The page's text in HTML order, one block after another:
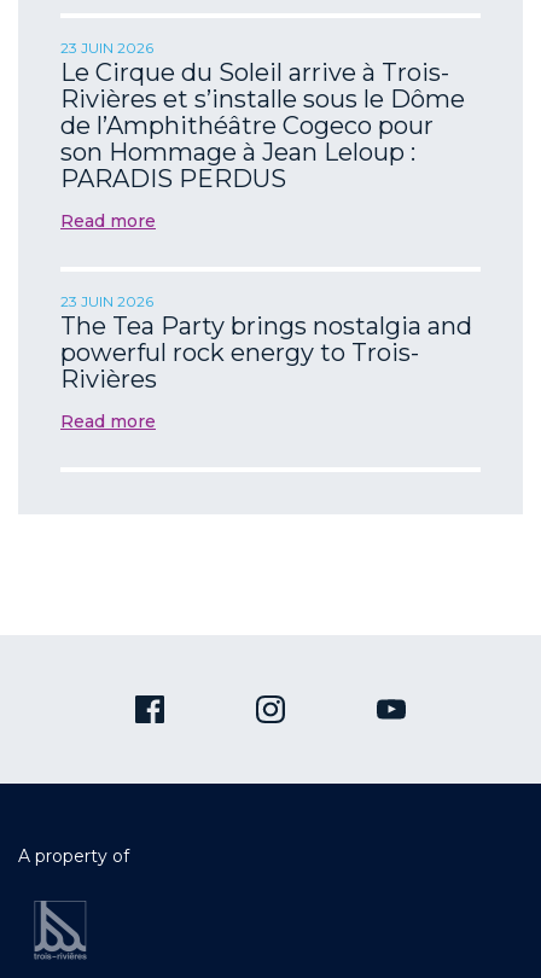
23 JUIN 2026
Le Cirque du Soleil arrive à Trois-
Rivières et s’installe sous le Dôme
de l’Amphithéâtre Cogeco pour
son Hommage à Jean Leloup :
PARADIS PERDUS
Read more
23 JUIN 2026
The Tea Party brings nostalgia and
powerful rock energy to Trois-
Rivières
Read more
A property of